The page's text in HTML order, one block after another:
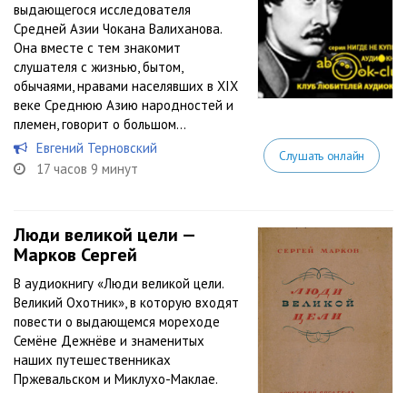
выдающегося исследователя
Средней Азии Чокана Валиханова.
Она вместе с тем знакомит
слушателя с жизнью, бытом,
обычаями, нравами населявших в XIX
веке Среднюю Азию народностей и
племен, говорит о большом...
Евгений Терновский
17 часов 9 минут
Слушать онлайн
Люди великой цели —
Марков Сергей
В аудиокнигу «Люди великой цели.
Великий Охотник», в которую входят
повести о выдающемся мореходе
Семёне Дежнёве и знаменитых
наших путешественниках
Пржевальском и Миклухо-Маклае.